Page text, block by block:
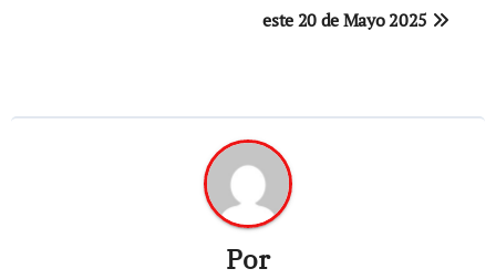
este 20 de Mayo 2025
Por